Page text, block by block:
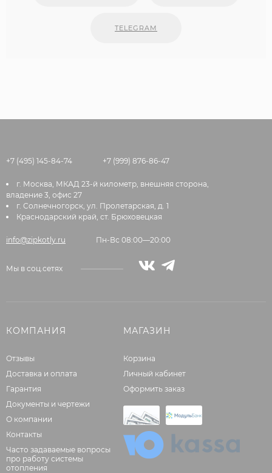
TELEGRAM
+7 (495) 145-84-74 +7 (999) 876-86-47
г. Москва, МКАД 23-й километр, внешняя сторона,
владение 3, офис 27
г. Солнечногорск, ул. Пролетарская, д. 1
Краснодарский край, ст. Брюховецкая
info@zipkotly.ru Пн-Вс 08:00—20:00
Мы в соц.сетях
КОМПАНИЯ
Отзывы
Доставка и оплата
Гарантия
Документы и чертежи
О компании
Контакты
Часто задаваемые вопросы
про работу системы
отопления
МАГАЗИН
Корзина
Личный кабинет
Оформить заказ